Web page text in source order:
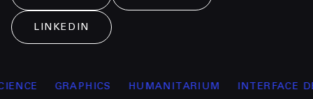
LINKEDIN
GRAPHICS HUMANITARIUM INTERFACE